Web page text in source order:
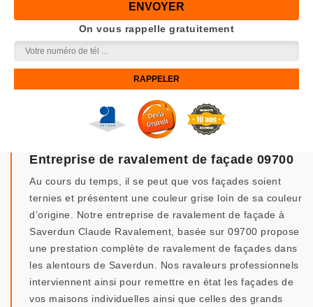
On vous rappelle gratuitement
Entreprise de ravalement de façade 09700
Au cours du temps, il se peut que vos façades soient
ternies et présentent une couleur grise loin de sa couleur
d’origine. Notre entreprise de ravalement de façade à
Saverdun Claude Ravalement, basée sur 09700 propose
une prestation complète de ravalement de façades dans
les alentours de Saverdun. Nos ravaleurs professionnels
interviennent ainsi pour remettre en état les façades de
vos maisons individuelles ainsi que celles des grands